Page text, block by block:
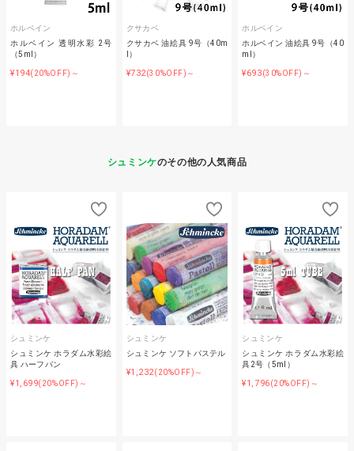
ホルベイン
ホルベイン 透明水彩 2号
（5ml）
¥194(20%OFF)～
クサカベ
クサカベ 油絵具 9号（40m
l）
¥732(30%OFF)～
ホルベイン
ホルベイン 油絵具 9号（40
ml）
¥693(30%OFF)～
シュミンケのその他の人気商品
シュミンケ
シュミンケ ホラダム水彩絵
具 ハーフパン
¥1,699(20%OFF)～
シュミンケ
シュミンケ ソフトパステル
¥1,232(20%OFF)～
シュミンケ
シュミンケ ホラダム水彩絵
具2号（5ml）
¥1,796(20%OFF)～